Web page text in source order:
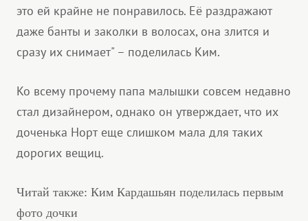
это ей крайне не понравилось. Её раздражают
даже банты и заколки в волосах, она злится и
сразу их снимает" – поделилась Ким.
Ко всему прочему папа малышки совсем недавно
стал дизайнером, однако он утверждает, что их
доченька Норт еще слишком мала для таких
дорогих вещиц.
Читай также: Ким Кардашьян поделилась первым
фото дочки